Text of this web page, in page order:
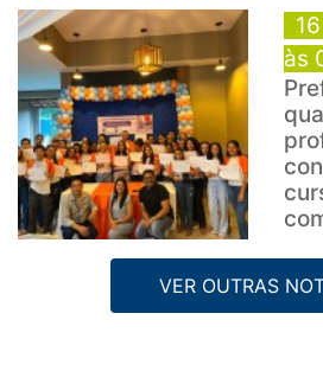
às
VER OUTRAS